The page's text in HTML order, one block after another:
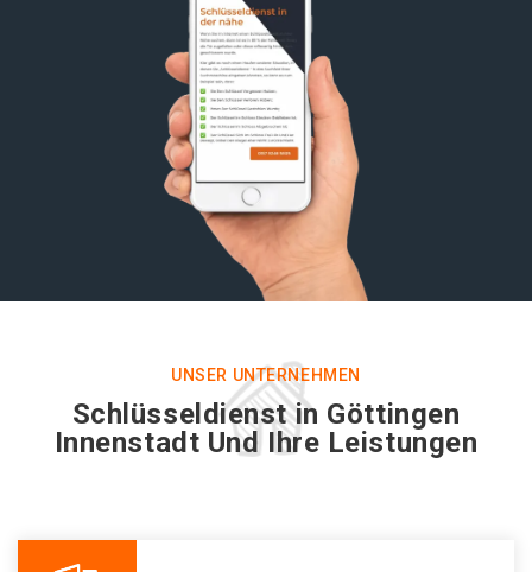
UNSER UNTERNEHMEN
Schlüsseldienst in Göttingen
Innenstadt Und Ihre Leistungen